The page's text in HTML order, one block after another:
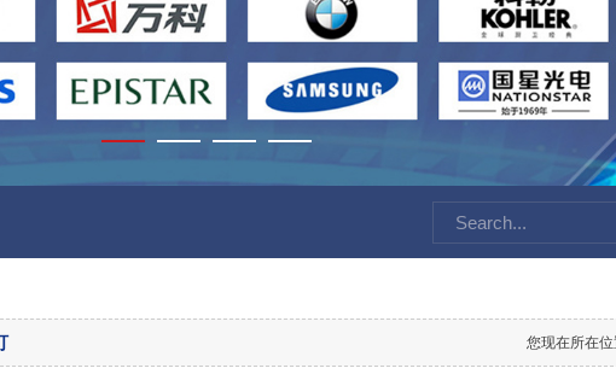
您现在所在位